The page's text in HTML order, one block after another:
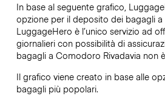
In base al seguente grafico,
opzione per il deposito dei bagagli a
LuggageHero è l’unico servizio ad
giornalieri con possibilità di
bagagli a Comodoro Rivadavia non
Il grafico viene creato in base alle
bagagli più popolari.